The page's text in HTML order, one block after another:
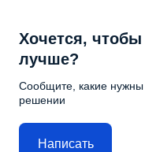
Хочется, чтобы
лучше?
Сообщите, какие нужны
решении
Написать